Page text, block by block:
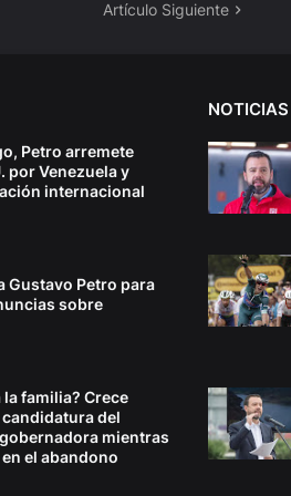
Artículo Siguiente
Petro arremete
por Venezuela y
internacional
Gustavo Petro para
sobre
la familia? Crece
del
mientras
el abandono